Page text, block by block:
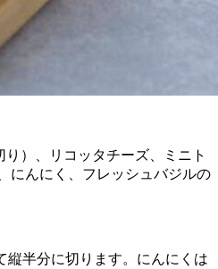
）、リコッタチーズ、ミニト
にんにく、フレッシュバジルの
縦半分に切ります。にんにくは